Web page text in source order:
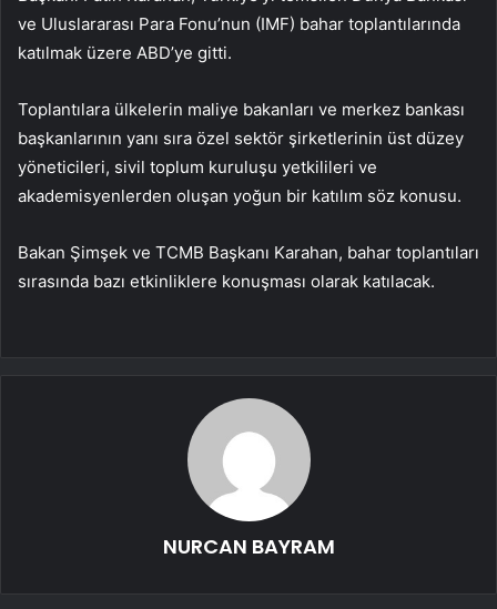
ve Uluslararası Para Fonu’nun (IMF) bahar toplantılarında
katılmak üzere ABD’ye gitti.
Toplantılara ülkelerin maliye bakanları ve merkez bankası
başkanlarının yanı sıra özel sektör şirketlerinin üst düzey
yöneticileri, sivil toplum kuruluşu yetkilileri ve
akademisyenlerden oluşan yoğun bir katılım söz konusu.
Bakan Şimşek ve TCMB Başkanı Karahan, bahar toplantıları
sırasında bazı etkinliklere konuşması olarak katılacak.
NURCAN BAYRAM